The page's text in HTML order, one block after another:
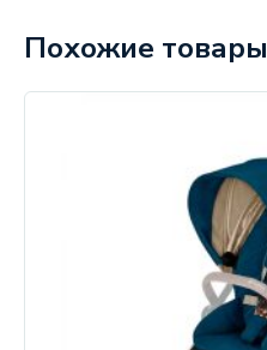
Похожие товары